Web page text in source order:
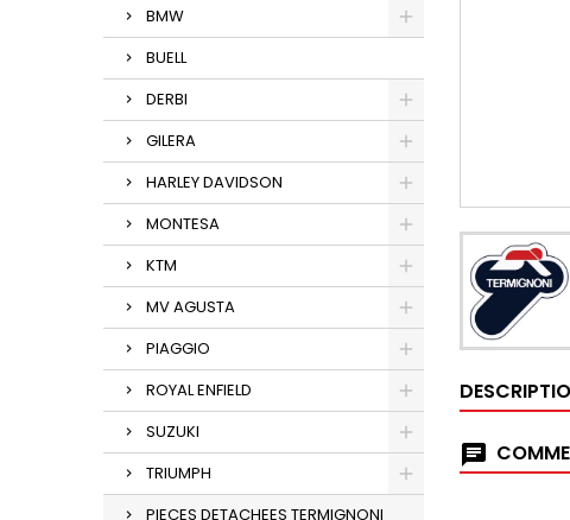
BMW
BUELL
DERBI
GILERA
HARLEY DAVIDSON
MONTESA
KTM
MV AGUSTA
PIAGGIO
ROYAL ENFIELD
SUZUKI
TRIUMPH
PIECES DETACHEES TERMIGNONI